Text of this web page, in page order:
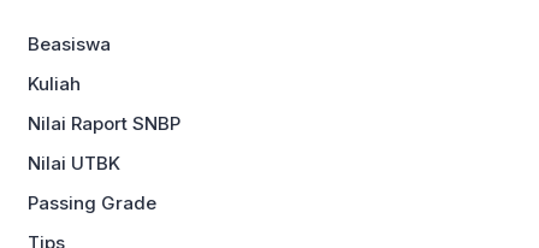
Beasiswa
Kuliah
Nilai Raport SNBP
Nilai UTBK
Passing Grade
Tips